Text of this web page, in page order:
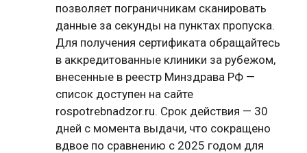
позволяет пограничникам сканировать
данные за секунды на пунктах пропуска.
Для получения сертификата обращайтесь
в аккредитованные клиники за рубежом,
внесенные в реестр Минздрава РФ —
список доступен на сайте
rospotrebnadzor.ru. Срок действия — 30
дней с момента выдачи, что сокращено
вдвое по сравнению с 2025 годом для